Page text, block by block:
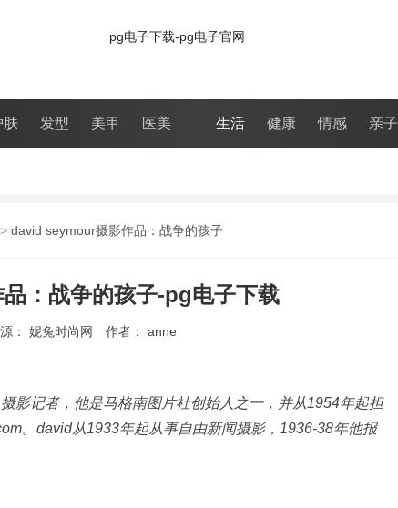
pg电子下载-pg电子官网
肤 发型 美甲 医美 生活 健康 情感 亲子
> david seymour摄影作品：战争的孩子
：战争的孩子-pg电子下载
： 妮兔时尚网 作者： anne
影记者，他是马格南图片社创始人之一，并从1954年起担
。david从1933年起从事自由新闻摄影，1936-38年他报